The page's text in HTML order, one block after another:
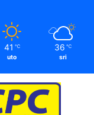
41 ℃
uto
36 ℃
sri